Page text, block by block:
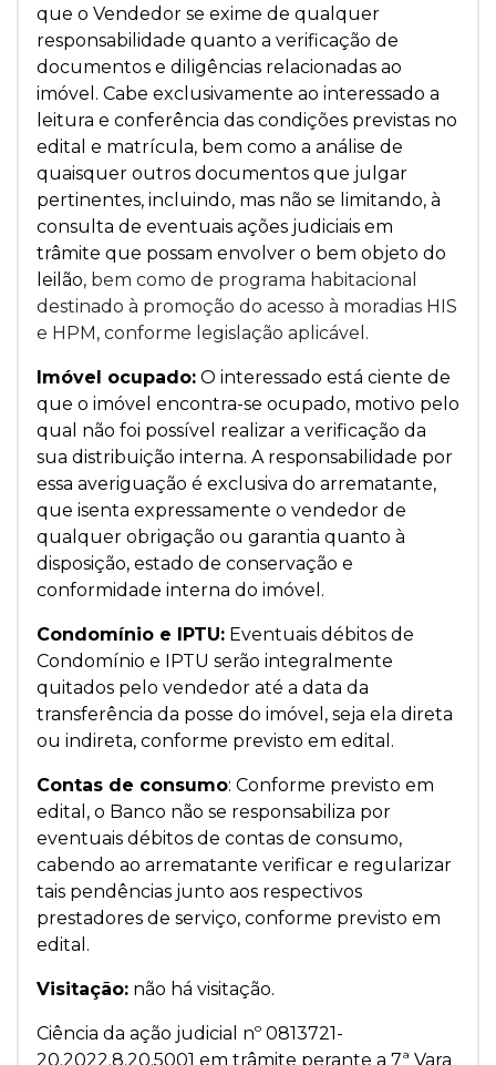
que o Vendedor se exime de qualquer
responsabilidade quanto a verificação de
documentos e diligências relacionadas ao
imóvel. Cabe exclusivamente ao interessado a
leitura e conferência das condições previstas no
edital e matrícula, bem como a análise de
quaisquer outros documentos que julgar
pertinentes, incluindo, mas não se limitando, à
consulta de eventuais ações judiciais em
trâmite que possam envolver o bem objeto do
leilão, bem como de programa habitacional
destinado à promoção do acesso à moradias HIS
e HPM, conforme legislação aplicável.
Imóvel ocupado: O interessado está ciente de
que o imóvel encontra-se ocupado, motivo pelo
qual não foi possível realizar a verificação da
sua distribuição interna. A responsabilidade por
essa averiguação é exclusiva do arrematante,
que isenta expressamente o vendedor de
qualquer obrigação ou garantia quanto à
disposição, estado de conservação e
conformidade interna do imóvel.
Condomínio e IPTU: Eventuais débitos de
Condomínio e IPTU serão integralmente
quitados pelo vendedor até a data da
transferência da posse do imóvel, seja ela direta
ou indireta, conforme previsto em edital.
Contas de consumo: Conforme previsto em
edital, o Banco não se responsabiliza por
eventuais débitos de contas de consumo,
cabendo ao arrematante verificar e regularizar
tais pendências junto aos respectivos
prestadores de serviço, conforme previsto em
edital.
Visitação: não há visitação.
Ciência da ação judicial nº 0813721-
20.2022.8.20.5001 em trâmite perante a 7ª Vara